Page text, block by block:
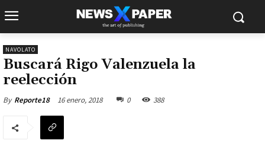
NAVOLATO
Buscará Rigo Valenzuela la
reelección
By Reporte18 16 enero, 2018 0 388